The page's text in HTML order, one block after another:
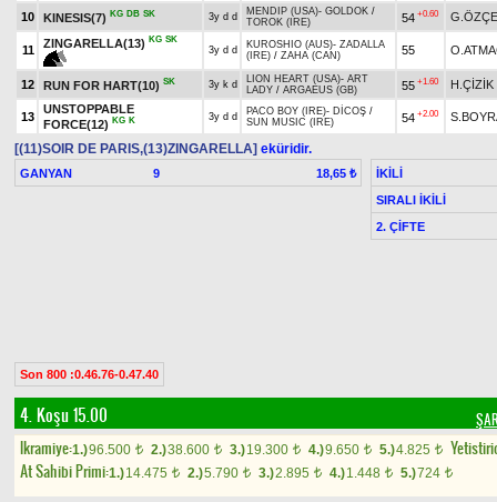
10 KINESIS(7) KG DB SK 3y d d MENDIP (USA)- GOLDOK /
TOROK (IRE)
54 +0.60
11
ZINGARELLA(13) KG SK
3y d d KUROSHIO (AUS)- ZADALLA
(IRE) / ZAHA (CAN) 55
12 RUN FOR HART(10) SK 3y k d LION HEART (USA)- ART
LADY / ARGAEUS (GB) 55 +1.60 H.ÇİZİK
13
UNSTOPPABLE
FORCE(12) KG K 3y d d PACO BOY (IRE)- DİCOŞ /
SUN MUSIC (IRE)
54 +2.00
[(11)SOIR DE PARIS,(13)ZINGARELLA] eküridir.
GANYAN 9 18,65 ₺
İKİLİ
SIRALI İKİLİ
2. ÇİFTE
Son 800 :0.46.76-0.47.40
4. Koşu 15.00
Ikramiye:1.)96.500 t 2.)38.600 t 3.)19.300 t 4.)9.650 t 5.)4.825 t
At Sahibi Primi:1.)14.475 t 2.)5.790 t 3.)2.895 t 4.)1.448 t 5.)724 t